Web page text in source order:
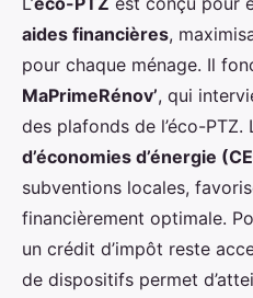
aides financières,
pour chaque ménage. Il
MaPrimeRénov’, qui
des plafonds de l’éco-PTZ.
d’économies d’énergie
subventions locales,
financièrement optimale.
un crédit d’impôt reste
de dispositifs permet